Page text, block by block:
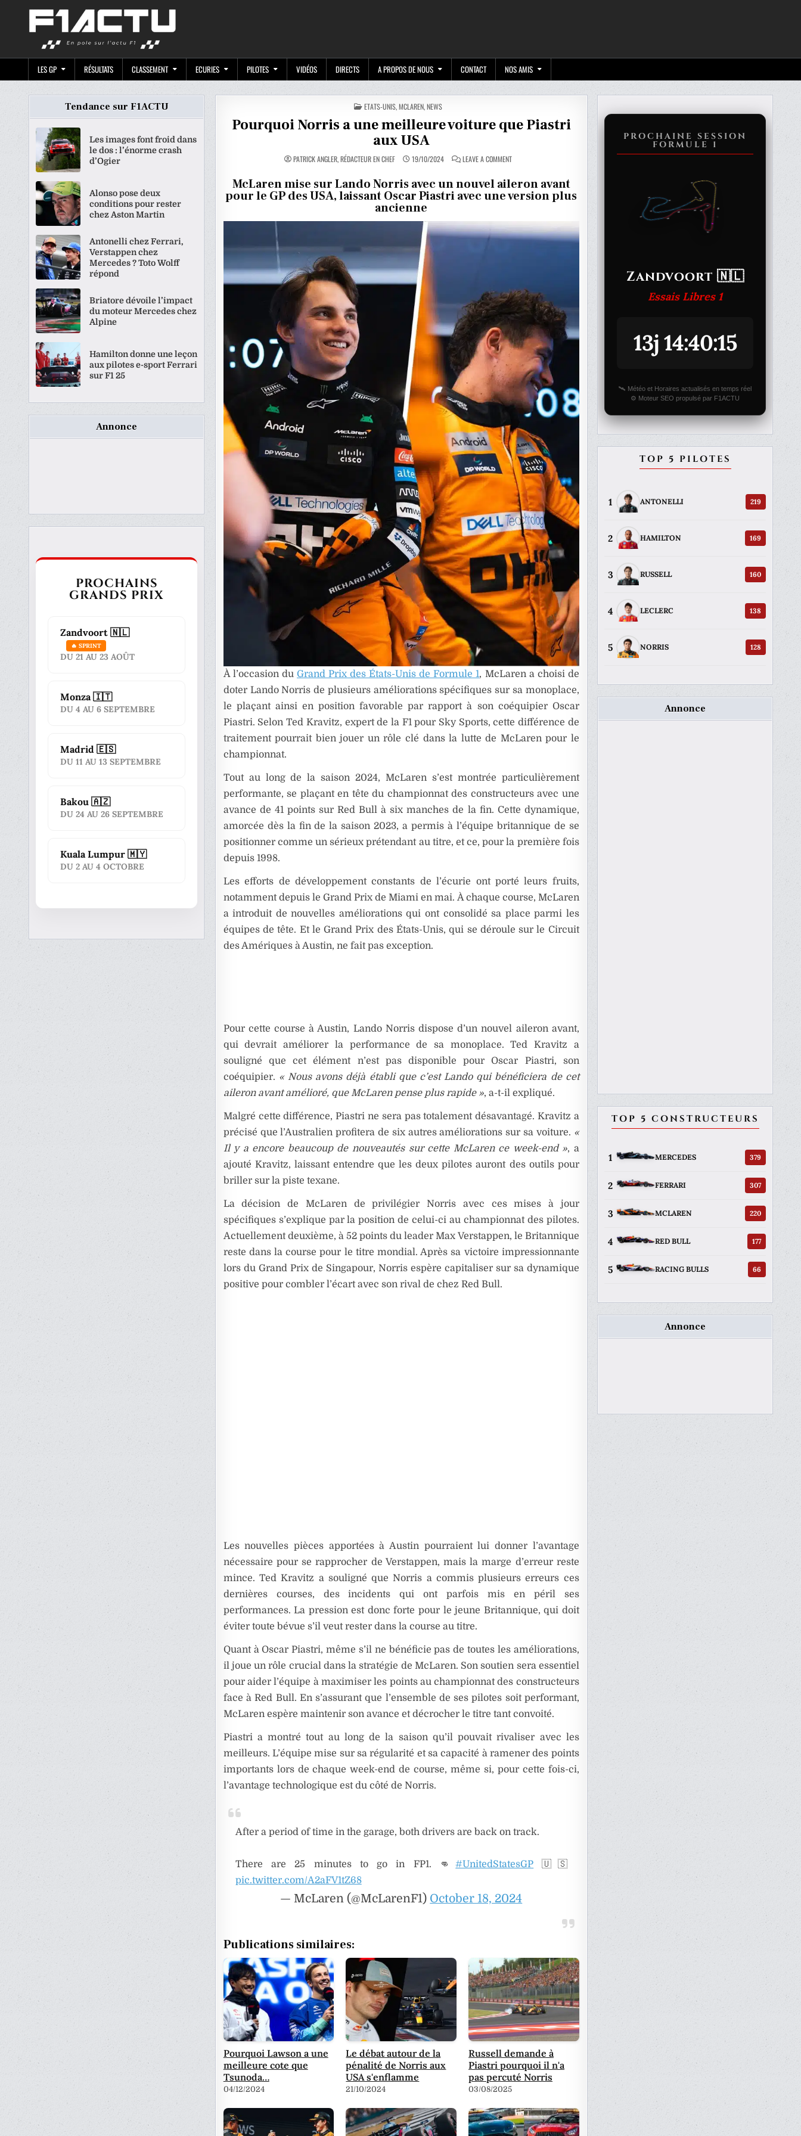
LES GP RÉSULTATS CLASSEMENT ECURIES PILOTES VIDÉOS DIRECTS A PROPOS DE NOUS CONTACT NOS AMIS
POSTED
IN
ETATS-UNIS,MCLAREN,NEWS
Pourquoi Norris a une meilleure voiture que Piastri
aux USA
PATRICK ANGLER, RÉDACTEUR EN CHEF 19/10/2024 LEAVE A COMMENTON
A
UNE
MEILLEURE
VOITURE
AUX
USA
McLaren mise sur Lando Norris avec un nouvel aileron avant
pour le GP des USA, laissant Oscar Piastri avec une version plus
ancienne
À l’occasion du Grand Prix des États-Unis de Formule 1, McLaren a choisi de
doter Lando Norris de plusieurs améliorations spécifiques sur sa monoplace,
le plaçant ainsi en position favorable par rapport à son coéquipier Oscar
Piastri. Selon Ted Kravitz, expert de la F1 pour Sky Sports, cette différence de
traitement pourrait bien jouer un rôle clé dans la lutte de McLaren pour le
championnat.
Tout au long de la saison 2024, McLaren s’est montrée particulièrement
performante, se plaçant en tête du championnat des constructeurs avec une
avance de 41 points sur Red Bull à six manches de la fin. Cette dynamique,
amorcée dès la fin de la saison 2023, a permis à l’équipe britannique de se
positionner comme un sérieux prétendant au titre, et ce, pour la première fois
depuis 1998.
Les efforts de développement constants de l’écurie ont porté leurs fruits,
notamment depuis le Grand Prix de Miami en mai. À chaque course, McLaren
a introduit de nouvelles améliorations qui ont consolidé sa place parmi les
équipes de tête. Et le Grand Prix des États-Unis, qui se déroule sur le Circuit
des Amériques à Austin, ne fait pas exception.
Pour cette course à Austin, Lando Norris dispose d’un nouvel aileron avant,
qui devrait améliorer la performance de sa monoplace. Ted Kravitz a
souligné que cet élément n’est pas disponible pour Oscar Piastri, son
coéquipier. « Nous avons déjà établi que c’est Lando qui bénéficiera de cet
aileron avant amélioré, que McLaren pense plus rapide », a-t-il expliqué.
Malgré cette différence, Piastri ne sera pas totalement désavantagé. Kravitz a
précisé que l’Australien profitera de six autres améliorations sur sa voiture. «
Il y a encore beaucoup de nouveautés sur cette McLaren ce week-end », a
ajouté Kravitz, laissant entendre que les deux pilotes auront des outils pour
briller sur la piste texane.
La décision de McLaren de privilégier Norris avec ces mises à jour
spécifiques s’explique par la position de celui-ci au championnat des pilotes.
Actuellement deuxième, à 52 points du leader Max Verstappen, le Britannique
reste dans la course pour le titre mondial. Après sa victoire impressionnante
lors du Grand Prix de Singapour, Norris espère capitaliser sur sa dynamique
positive pour combler l’écart avec son rival de chez Red Bull.
Les nouvelles pièces apportées à Austin pourraient lui donner l’avantage
nécessaire pour se rapprocher de Verstappen, mais la marge d’erreur reste
mince. Ted Kravitz a souligné que Norris a commis plusieurs erreurs ces
dernières courses, des incidents qui ont parfois mis en péril ses
performances. La pression est donc forte pour le jeune Britannique, qui doit
éviter toute bévue s’il veut rester dans la course au titre.
Quant à Oscar Piastri, même s’il ne bénéficie pas de toutes les améliorations,
il joue un rôle crucial dans la stratégie de McLaren. Son soutien sera essentiel
pour aider l’équipe à maximiser les points au championnat des constructeurs
face à Red Bull. En s’assurant que l’ensemble de ses pilotes soit performant,
McLaren espère maintenir son avance et décrocher le titre tant convoité.
Piastri a montré tout au long de la saison qu’il pouvait rivaliser avec les
meilleurs. L’équipe mise sur sa régularité et sa capacité à ramener des points
importants lors de chaque week-end de course, même si, pour cette fois-ci,
l’avantage technologique est du côté de Norris.
After a period of time in the garage, both drivers are back on track.
There are 25 minutes to go in FP1. 👊#UnitedStatesGP 🇺🇸
pic.twitter.com/A2aFV1tZ68
— McLaren (@McLarenF1) October 18, 2024
Publications similaires:
Pourquoi Lawson a une
meilleure cote que
Tsunoda…
04/12/2024
Le débat autour de la
pénalité de Norris aux
USA s'enflamme
21/10/2024
Russell demande à
Piastri pourquoi il n'a
pas percuté Norris
03/08/2025
Tendance sur F1ACTU
Les images font froid dans
le dos : l’énorme crash
d’Ogier
Alonso pose deux
conditions pour rester
chez Aston Martin
Antonelli chez Ferrari,
Verstappen chez
Mercedes ? Toto Wolff
répond
Briatore dévoile l’impact
du moteur Mercedes chez
Alpine
Hamilton donne une leçon
aux pilotes e-sport Ferrari
sur F1 25
Annonce
PROCHAINS
GRANDS PRIX
Zandvoort 🇳🇱
🔥 SPRINT
DU 21 AU 23 AOÛT
Monza 🇮🇹
DU 4 AU 6 SEPTEMBRE
Madrid 🇪🇸
DU 11 AU 13 SEPTEMBRE
Bakou 🇦🇿
DU 24 AU 26 SEPTEMBRE
Kuala Lumpur 🇲🇾
DU 2 AU 4 OCTOBRE
PROCHAINE SESSION
FORMULE 1
Zandvoort 🇳🇱
Essais Libres 1
13j 14:40:15
🛰️ Météo et Horaires actualisés en temps réel
⚙️ Moteur SEO propulsé par F1ACTU
TOP 5 PILOTES
1 ANTONELLI 219
2 HAMILTON 169
3 RUSSELL 160
4 LECLERC 138
5 NORRIS 128
Annonce
TOP 5 CONSTRUCTEURS
1 MERCEDES 379
2 FERRARI 307
3 MCLAREN 220
4 RED BULL 177
5 RACING BULLS 66
Annonce